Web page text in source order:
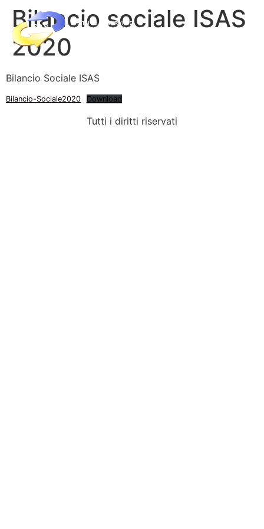
Bilancio sociale ISAS
2020
Bilancio Sociale ISAS
Bilancio-Sociale2020 Download
Tutti i diritti riservati